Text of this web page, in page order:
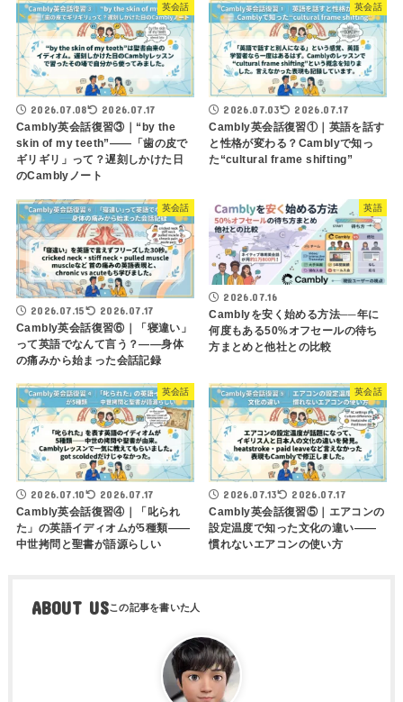
英会話
2026.07.08 2026.07.17
Cambly英会話復習③｜“by the
skin of my teeth”——「歯の皮で
ギリギリ」って？遅刻しかけた日
のCamblyノート
英会話
2026.07.03 2026.07.17
Cambly英会話復習①｜英語を話す
と性格が変わる？Camblyで知っ
た“cultural frame shifting”
英会話
2026.07.15 2026.07.17
Cambly英会話復習⑥｜「寝違い」
って英語でなんて言う？——身体
の痛みから始まった会話記録
英語
2026.07.16
Camblyを安く始める方法──年に
何度もある50%オフセールの待ち
方まとめと他社との比較
英会話
2026.07.10 2026.07.17
Cambly英会話復習④｜「叱られ
た」の英語イディオムが5種類——
中世拷問と聖書が語源らしい
英会話
2026.07.13 2026.07.17
Cambly英会話復習⑤｜エアコンの
設定温度で知った文化の違い——
慣れないエアコンの使い方
ABOUT US